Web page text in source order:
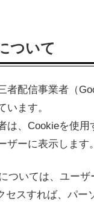
ついて
者配信事業者（
います。
は、Cookieを使
ザーに表示します。
ついては、ユーザ
セスすれば、パー